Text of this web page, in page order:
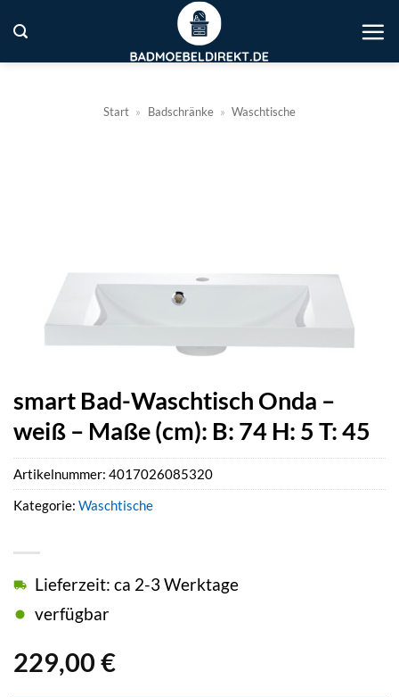
Inhalt
springen
Start » Badschränke » Waschtische
smart Bad-Waschtisch Onda –
weiß – Maße (cm): B: 74 H: 5 T: 45
229,00 €
Lieferzeit: ca 2-3 Werktage
verfügbar
Artikelnummer: 4017026085320
Kategorie: Waschtische